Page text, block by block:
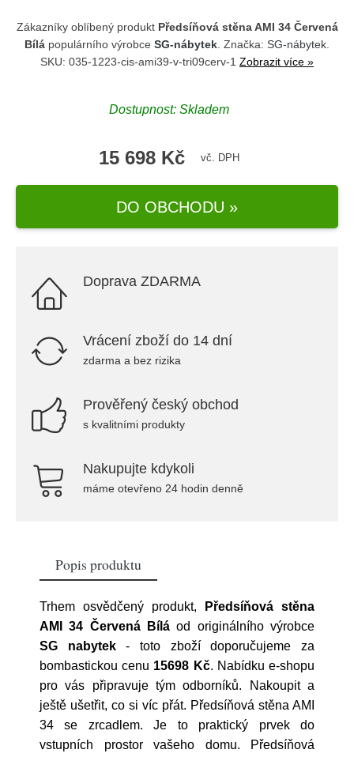
Zákazníky oblíbený produkt Předsíňová stěna AMI 34 Červená
Bílá populárního výrobce SG-nábytek . Značka: SG-nábytek
SKU: 035-1223-cis-ami39-v-tri09cerv-1 Zobrazit více »
Dostupnost: Skladem
15 698 Kč vč. DPH
DO OBCHODU »
Doprava ZDARMA
Vrácení zboží do 14 dní
zdarma a bez rizika
Prověřený český obchod
s kvalitními produkty
Nakupujte kdykoli
máme otevřeno 24 hodin denně
Popis produktu
Trhem osvědčený produkt,
Předsíňová stěna
AMI 34 Červená Bílá od originálního výrobce
SG nabytek- toto zboží doporučujeme za
bombastickou cenu 15698 Kč. Nabídku e-shopu
pro vás připravuje tým odborníků. Nakoupit a
ještě ušetřit, co si víc přát. Předsíňová stěna AMI
34 se zrcadlem. Je to praktický prvek do
vstupních prostor vašeho domu. Předsíňová